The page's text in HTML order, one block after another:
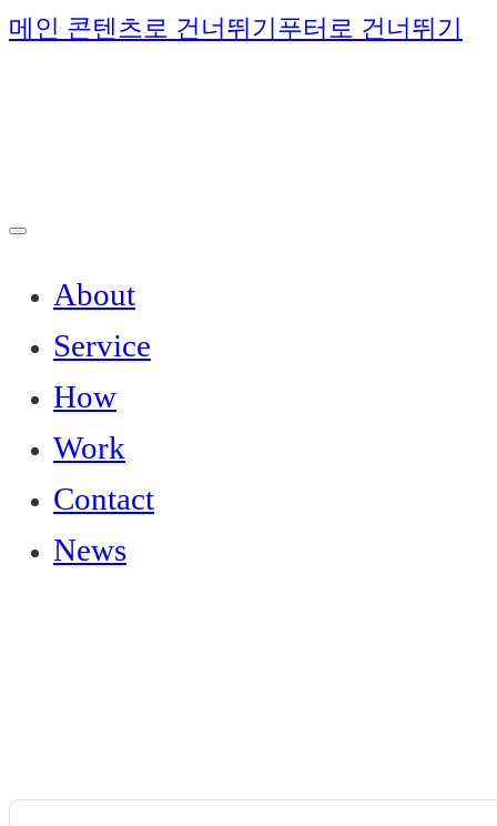
메인 콘텐츠로 건너뛰기 푸터로 건너뛰기
About
Service
How
Work
Contact
News